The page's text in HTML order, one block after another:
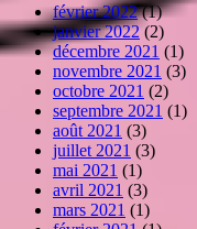
février 2022(1)
janvier 2022(2)
décembre 2021 (1)
novembre 2021 (3)
octobre 2021 (2)
septembre 2021 (1)
août 2021 (3)
juillet 2021 (3)
mai 2021 (1)
avril 2021 (3)
mars 2021 (1)